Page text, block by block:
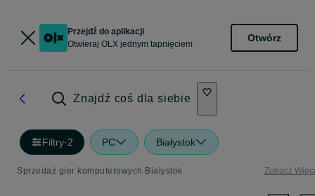
Przejdź do aplikacji
Otwieraj OLX jednym tapnięciem
Otwórz
Znajdź coś dla siebie
Filtry·2 PC Białystok
Sprzedaż gier komputerowych Białystok Zobacz